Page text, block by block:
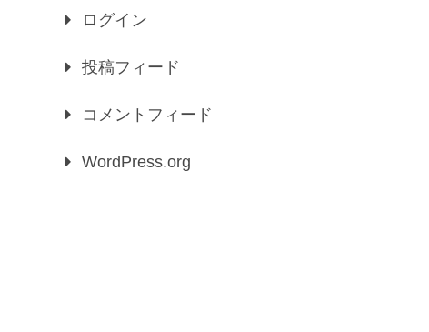
ログイン
投稿フィード
コメントフィード
WordPress.org